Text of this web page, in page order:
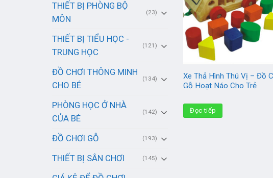
THIẾT BỊ PHÒNG BỘ
MÔN
(23)
THIẾT BỊ TIỂU HỌC -
TRUNG HỌC
(121)
ĐỒ CHƠI THÔNG MINH
CHO BÉ
(134)
PHÒNG HỌC Ở NHÀ
CỦA BÉ
(142)
ĐỒ CHƠI GỖ (193)
THIẾT BỊ SÂN CHƠI (145)
Xe Thả Hình Thú Vị – Đồ
Gỗ Hoạt Náo Cho Trẻ
Đọc tiếp